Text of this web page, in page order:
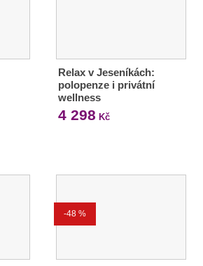
Relax v Jeseníkách:
polopenze i privátní
wellness
4 298 Kč
-48 %